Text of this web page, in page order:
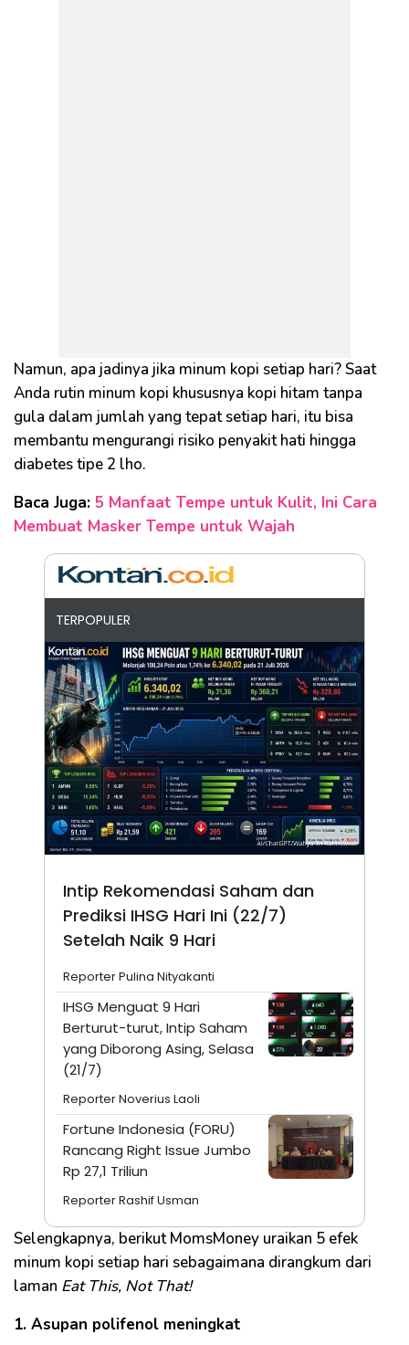
Namun, apa jadinya jika minum kopi setiap hari? Saat
Anda rutin minum kopi khususnya kopi hitam tanpa
gula dalam jumlah yang tepat setiap hari, itu bisa
membantu mengurangi risiko penyakit hati hingga
diabetes tipe 2 lho.
Baca Juga: 5 Manfaat Tempe untuk Kulit, Ini Cara
Membuat Masker Tempe untuk Wajah
TERPOPULER
Intip Rekomendasi Saham dan
Prediksi IHSG Hari Ini (22/7)
Setelah Naik 9 Hari
Reporter Pulina Nityakanti
IHSG Menguat 9 Hari
Berturut-turut, Intip Saham
yang Diborong Asing, Selasa
(21/7)
Reporter Noverius Laoli
Fortune Indonesia (FORU)
Rancang Right Issue Jumbo
Rp 27,1 Triliun
Reporter Rashif Usman
Selengkapnya, berikut MomsMoney uraikan 5 efek
minum kopi setiap hari sebagaimana dirangkum dari
laman Eat This, Not That!
1. Asupan polifenol meningkat